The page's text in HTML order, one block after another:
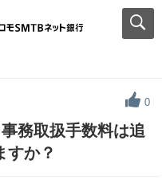
0
務取扱手数料は追
すか？